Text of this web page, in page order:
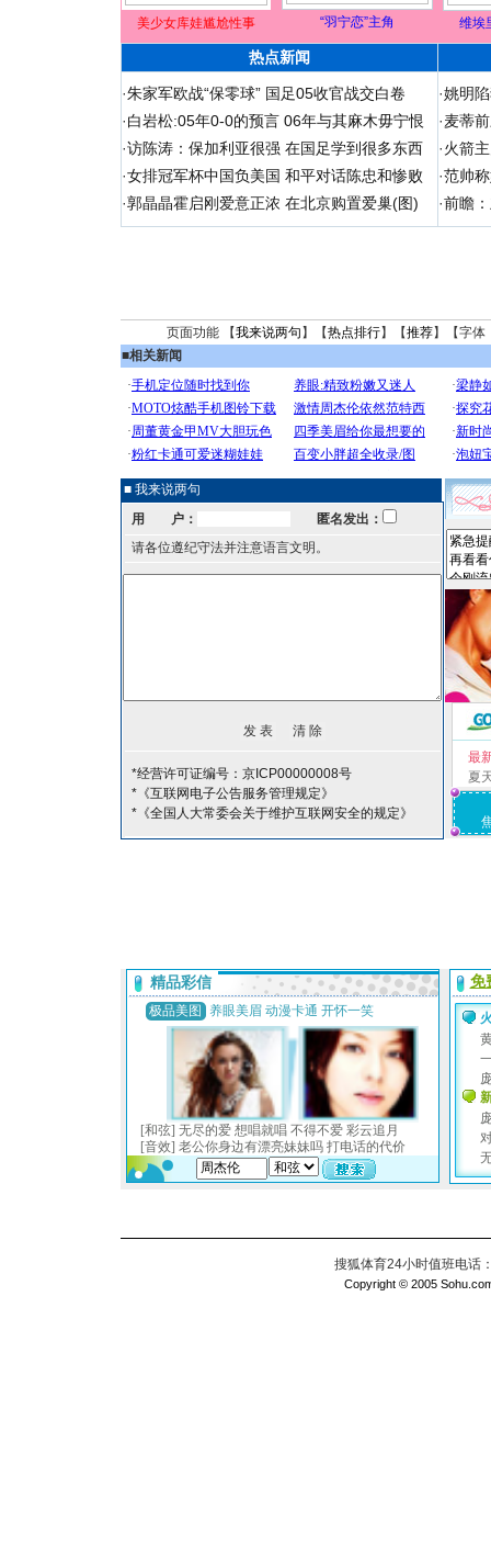
美少女库娃尴尬性事 “羽宁恋”主角 维埃
热点新闻
·朱家军欧战“保零球” 国足05收官战交白卷
·白岩松:05年0-0的预言 06年与其麻木毋宁恨
·访陈涛：保加利亚很强 在国足学到很多东西
·女排冠军杯中国负美国 和平对话陈忠和惨败
·郭晶晶霍启刚爱意正浓 在北京购置爱巢(图)
·姚明
·麦蒂
·火箭
·范帅
·前瞻
页面功能 【我来说两句 】【热点排行】【推荐】【字体
■相关新闻
■ 我来说两句
用 户：
匿名发出：
请各位遵纪守法并注意语言文明。
*经营许可证编号：京ICP00000008号
*《互联网电子公告服务管理规定》
*《全国人大常委会关于维护互联网安全的规定》
最
夏
搜狐体育24小时值班电话
Copyright © 2005